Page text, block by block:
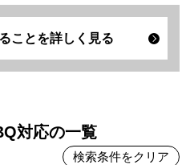
ことを詳しく見る
対応の一覧
検索条件をクリア